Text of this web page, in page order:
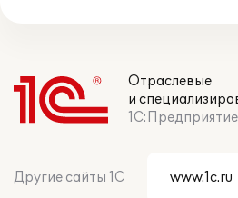
Отраслевые
и
1С:Предприятие
Другие сайты 1С